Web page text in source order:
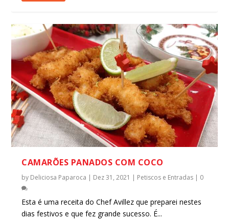
CAMARÕES PANADOS COM COCO
by Deliciosa Paparoca | Dez 31, 2021 | Petiscos e Entradas | 0
Esta é uma receita do Chef Avillez que preparei nestes
dias festivos e que fez grande sucesso. É...